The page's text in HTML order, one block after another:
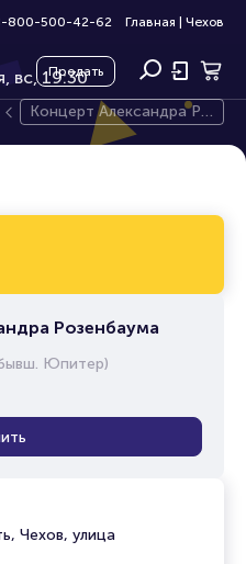
800-500-42-62 Главная Чехов
Продать
6+
вс, 19:30
Концерт Александра Ро
зенбаума
Чехов, улица
Розенбаума
Юпитер)